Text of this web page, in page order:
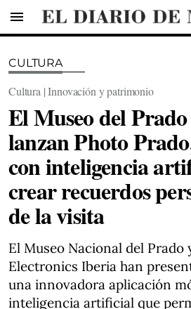
menu
CULTURA
Cultura | Innovación y patrimonio
El Museo del
lanzan Photo
con inteligencia
crear recuerdos
de la visita
El Museo Nacional del Prado
Electronics Iberia han
una innovadora aplicación
inteligencia artificial que